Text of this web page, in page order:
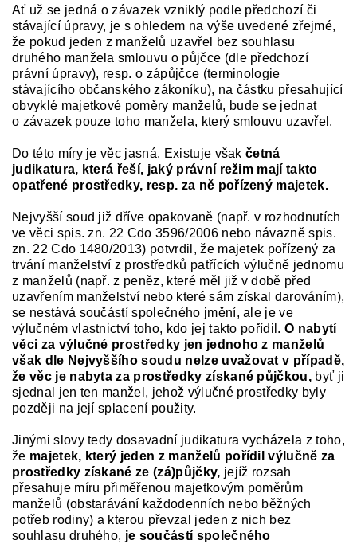
Ať už se jedná o závazek vzniklý podle předchozí či
stávající úpravy, je s ohledem na výše uvedené zřejmé,
že pokud jeden z manželů uzavřel bez souhlasu
druhého manžela smlouvu o půjčce (dle předchozí
právní úpravy), resp. o zápůjčce (terminologie
stávajícího občanského zákoníku), na částku přesahující
obvyklé majetkové poměry manželů, bude se jednat
o závazek pouze toho manžela, který smlouvu uzavřel.
Do této míry je věc jasná. Existuje všakčetná
judikatura, která řeší, jaký právní režim mají takto
opatřené prostředky, resp. za ně pořízený majetek.
Nejvyšší soud již dříve opakovaně (např. v rozhodnutích
ve věci spis. zn. 22 Cdo 3596/2006 nebo návazně spis.
zn. 22 Cdo 1480/2013) potvrdil, že majetek pořízený za
trvání manželství z prostředků patřících výlučně jednomu
z manželů (např. z peněz, které měl již v době před
uzavřením manželství nebo které sám získal darováním),
se nestává součástí společného jmění, ale je ve
výlučném vlastnictví toho, kdo jej takto pořídil.O nabytí
věci za výlučné prostředky jen jednoho z manželů
však dle Nejvyššího soudu nelze uvažovat v případě,
že věc je nabyta za prostředky získané půjčkou, byť ji
sjednal jen ten manžel, jehož výlučné prostředky byly
později na její splacení použity.
Jinými slovy tedy dosavadní judikatura vycházela z toho,
že majetek, který jeden z manželů pořídil výlučně za
prostředky získané ze (zá)půjčky, jejíž rozsah
přesahuje míru přiměřenou majetkovým poměrům
manželů (obstarávání každodenních nebo běžných
potřeb rodiny) a kterou převzal jeden z nich bez
souhlasu druhého, je součástí společného